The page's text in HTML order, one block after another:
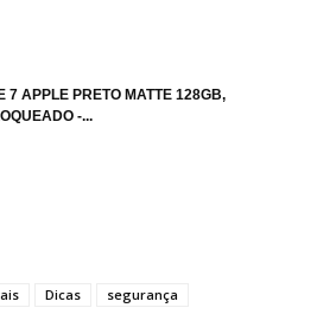
7 APPLE PRETO MATTE 128GB,
-...
Dicas segurança